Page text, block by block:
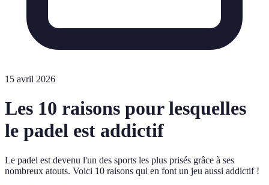
15 avril 2026
Les 10 raisons pour lesquelles
le padel est addictif
Le padel est devenu l'un des sports les plus prisés grâce à ses
nombreux atouts. Voici 10 raisons qui en font un jeu aussi addictif !